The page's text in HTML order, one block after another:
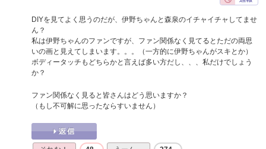
DIYを見てよく思うのだが、伊野ちゃんと森泉のイチャイチャしてませ
ん？
私は伊野ちゃんのファンですが、ファン関係なく見てるとただの両思
いの画と見えてしまいます。。。（一方的に伊野ちゃんがスキとか）
ボディータッチもどちらかと言えば多い方だし、、、私だけでしょう
か？
ファン関係なく見ると皆さんはどう思いますか？
（もし不可解に思ったならすいません）